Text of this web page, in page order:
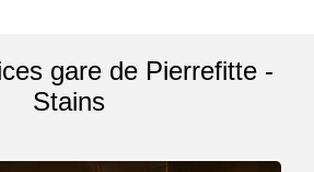
gare de Pierrefitte -
Stains